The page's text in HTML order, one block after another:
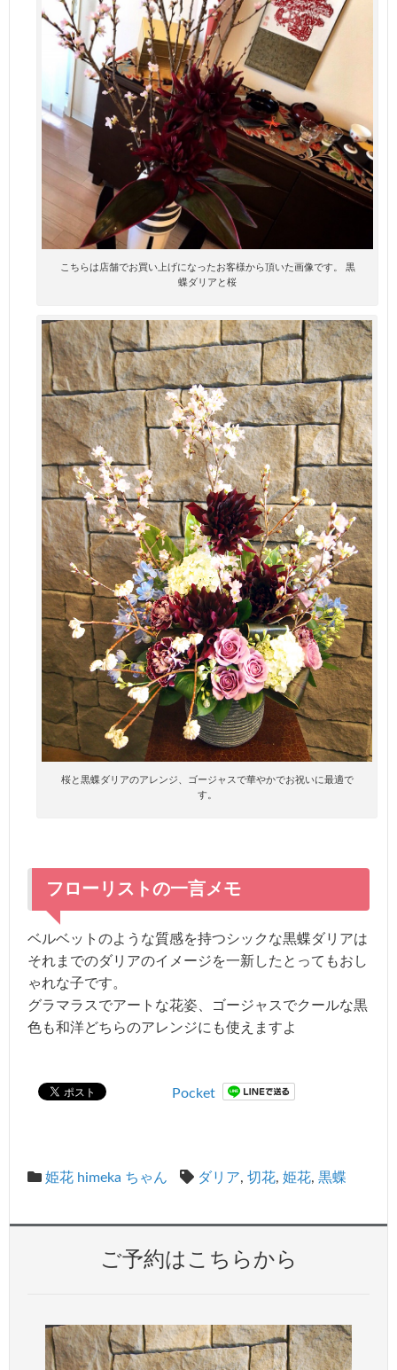
こちらは店舗でお買い上げになったお客様から頂いた画像です。 黒
蝶ダリアと桜
桜と黒蝶ダリアのアレンジ、ゴージャスで華やかでお祝いに最適で
す。
フローリストの一言メモ
ベルベットのような質感を持つシックな黒蝶ダリアは
それまでのダリアのイメージを一新したとってもおし
ゃれな子です。
グラマラスでアートな花姿、ゴージャスでクールな黒
色も和洋どちらのアレンジにも使えますよ
Pocket
姫花 himeka ちゃん ダリア, 切花, 姫花, 黒蝶
ご予約はこちらから